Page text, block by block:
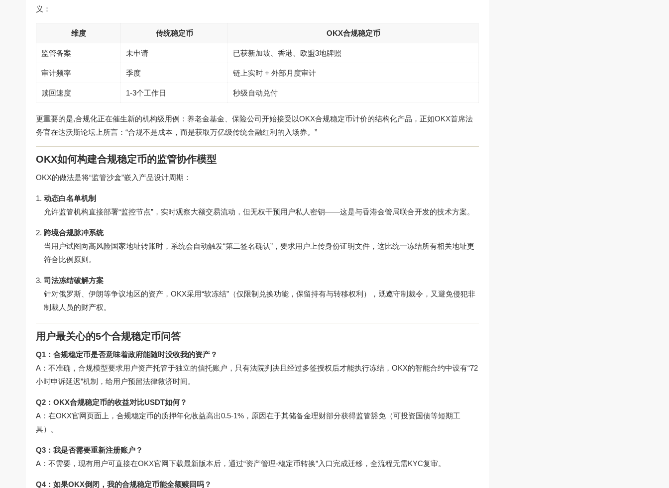
义：
维度 传统稳定币 OKX合规稳定币
监管备案 未申请 已获新加坡、香港、欧盟3地牌照
审计频率 季度 链上实时 + 外部月度审计
赎回速度 1-3个工作日 秒级自动兑付
更重要的是,合规化正在催生新的机构级用例：养老金基金、保险公司开始接受以OKX合规稳定币计价的结构化产品，正如OKX首席法
务官在达沃斯论坛上所言：“合规不是成本，而是获取万亿级传统金融红利的入场券。”
OKX如何构建合规稳定币的监管协作模型
OKX的做法是将“监管沙盒”嵌入产品设计周期：
动态白名单机制
允许监管机构直接部署“监控节点”，实时观察大额交易流动，但无权干预用户私人密钥——这是与香港金管局联合开发的技术方案。
跨境合规脉冲系统
当用户试图向高风险国家地址转账时，系统会自动触发“第二签名确认”，要求用户上传身份证明文件，这比统一冻结所有相关地址更
符合比例原则。
司法冻结破解方案
针对俄罗斯、伊朗等争议地区的资产，OKX采用“软冻结”（仅限制兑换功能，保留持有与转移权利），既遵守制裁令，又避免侵犯非
制裁人员的财产权。
用户最关心的5个合规稳定币问答
Q1：合规稳定币是否意味着政府能随时没收我的资产？
A：不准确，合规模型要求用户资产托管于独立的信托账户，只有法院判决且经过多签授权后才能执行冻结，OKX的智能合约中设有“72
小时申诉延迟”机制，给用户预留法律救济时间。
Q2：OKX合规稳定币的收益对比USDT如何？
A：在OKX官网页面上，合规稳定币的质押年化收益高出0.5-1%，原因在于其储备金理财部分获得监管豁免（可投资国债等短期工
具）。
Q3：我是否需要重新注册账户？
A：不需要，现有用户可直接在OKX官网下载最新版本后，通过“资产管理-稳定币转换”入口完成迁移，全流程无需KYC复审。
Q4：如果OKX倒闭，我的合规稳定币能全额赎回吗？